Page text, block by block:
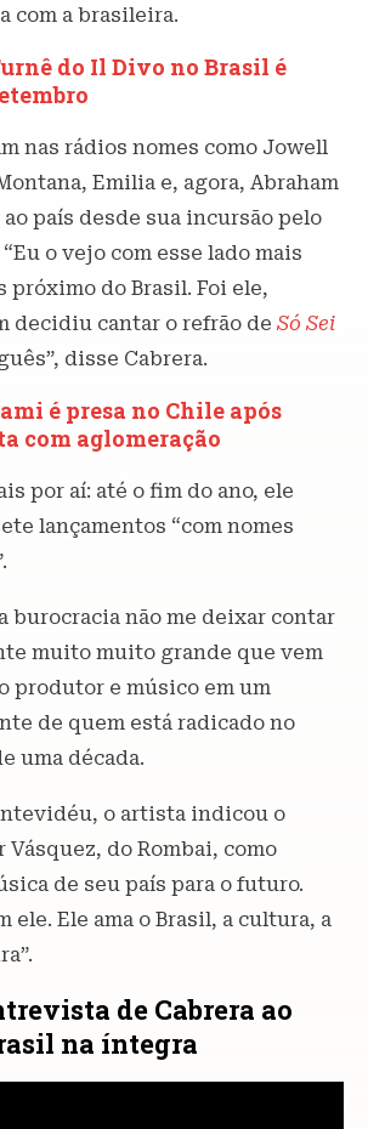
com a brasileira.
do Il Divo no Brasil é
nas rádios nomes como Jowell
Emilia e, agora, Abraham
país desde sua incursão pelo
o vejo com esse lado mais
próximo do Brasil. Foi ele,
decidiu cantar o refrão de Só Sei
disse Cabrera.
é presa no Chile após
com aglomeração
por aí: até o fim do ano, ele
lançamentos “com nomes
burocracia não me deixar contar
muito muito grande que vem
produtor e músico em um
de quem está radicado no
uma década.
o artista indicou o
Vásquez, do Rombai, como
de seu país para o futuro.
ele. Ele ama o Brasil, a cultura, a
de Cabrera ao
na íntegra